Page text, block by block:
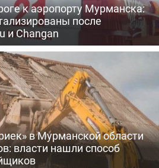
к аэропорту Мурманска:
после
и Changan
в Мурманской области
власти нашли способ